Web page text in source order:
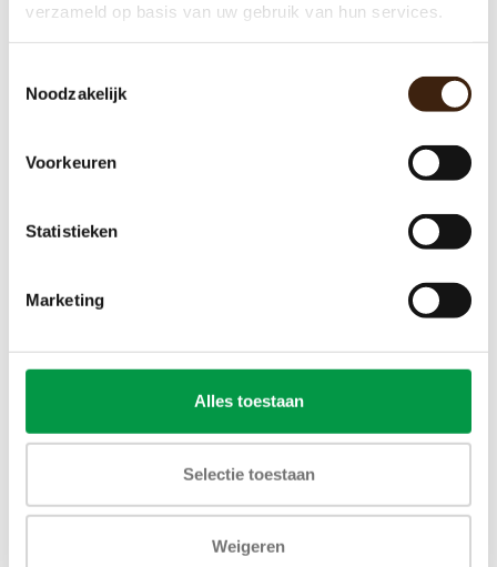
verzameld op basis van uw gebruik van hun services.
Noodzakelijk
Voorkeuren
Statistieken
Marketing
Alles toestaan
Selectie toestaan
Weigeren
Dit privacy beleid kan te allen tijde gewijzigd worden. Deze
hier per e-mail van op de hoogte worden gesteld.
Gereviseerde koffie automaten
Gallery(7)
Animo(4)
Nieuwe koffie automaten(97)
Rheavendors(8)
Koffie automaten verhuur(0)